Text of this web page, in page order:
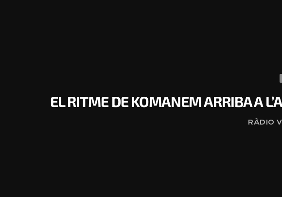
EL RITME DE KOMANEM ARRIBA A
RÀDIO